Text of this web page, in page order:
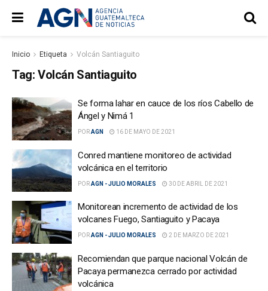
Inicio Etiqueta Volcán Santiaguito
Tag: Volcán Santiaguito
Se forma lahar en cauce de los ríos Cabello de
Ángel y Nimá 1
PORAGN 16 DE MAYO DE 2021
Conred mantiene monitoreo de actividad
volcánica en el territorio
PORAGN - JULIO MORALES 30 DE ABRIL DE 2021
Monitorean incremento de actividad de los
volcanes Fuego, Santiaguito y Pacaya
PORAGN - JULIO MORALES 2 DE MARZO DE 2021
Recomiendan que parque nacional Volcán de
Pacaya permanezca cerrado por actividad
volcánica